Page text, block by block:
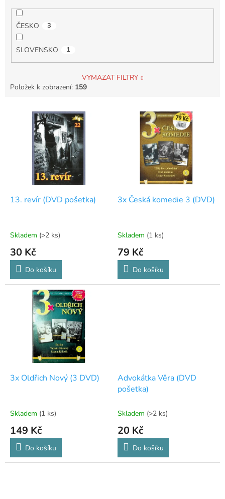
ČESKO 3
SLOVENSKO 1
VYMAZAT FILTRY
Položek k zobrazení: 159
13. revír (DVD pošetka)
Skladem (>2 ks)
30 Kč
Do košíku
3x Česká komedie 3 (DVD)
Skladem (1 ks)
79 Kč
Do košíku
3x Oldřich Nový (3 DVD)
Skladem (1 ks)
149 Kč
Do košíku
Advokátka Věra (DVD
pošetka)
Skladem (>2 ks)
20 Kč
Do košíku